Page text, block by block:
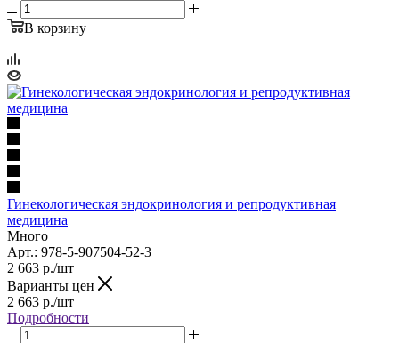
В корзину
Гинекологическая эндокринология и репродуктивная
медицина
Много
Арт.: 978-5-907504-52-3
2 663 р./шт
Варианты цен
2 663 р./шт
Подробности